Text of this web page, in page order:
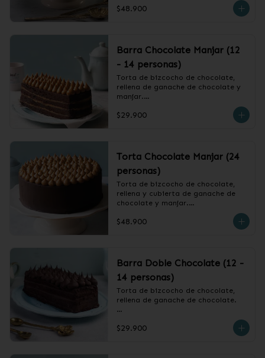
❄️ Producto Congelado
$48.900
Barra Chocolate Manjar (12
- 14 personas)
Torta de bizcocho de chocolate,
rellena de ganache de chocolate y
manjar.
❄️ Producto Congelado
$29.900
Torta Chocolate Manjar (24
personas)
Torta de bizcocho de chocolate,
rellena y cubierta de ganache de
chocolate y manjar.
❄️ Producto Congelado
$48.900
Barra Doble Chocolate (12 -
14 personas)
Torta de bizcocho de chocolate,
rellena de ganache de chocolate.
$29.900